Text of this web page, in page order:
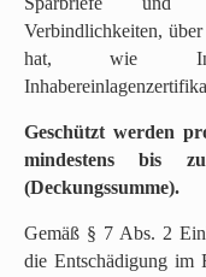
Verbindlichkeiten,
hat, wie
Geschützt werden
mindestens bis
(Deckungssumme).
Gemäß § 7 Abs. 2
die Entschädigung im